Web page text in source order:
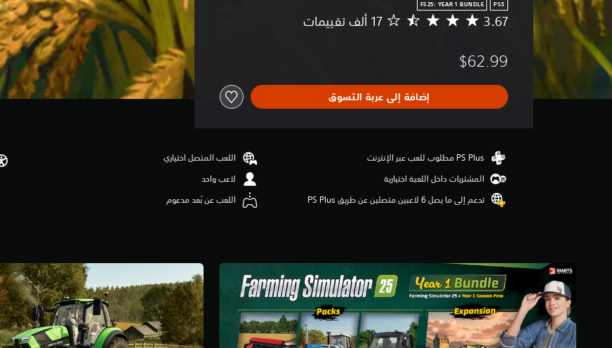
PS5
FS25: YEAR 1 BUNDLE
م
س
ا
ل
ق
3
6
و
م
م
ن
5
ن
ج
3.67
$62.99
إضافة إلى عربة التسوق
المشتريات داخل اللعبة اختيارية
تدعم إلى ما يصل 6 لاعبين متصلين عن طريق PS Plus‏
اللعب المتصل اختياري
لاعب واحد
اللعب عن بُعد مدعوم